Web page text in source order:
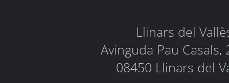
Llinars del
Avinguda Pau Casals,
08450 Llinars del